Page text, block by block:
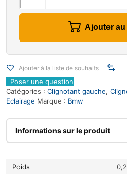
Ajouter au
Ajouter à la liste de souhaits
Poser une question
Catégories : Clignotant gauche,
Eclairage Marque : Bmw
Informations sur le produit
Poids